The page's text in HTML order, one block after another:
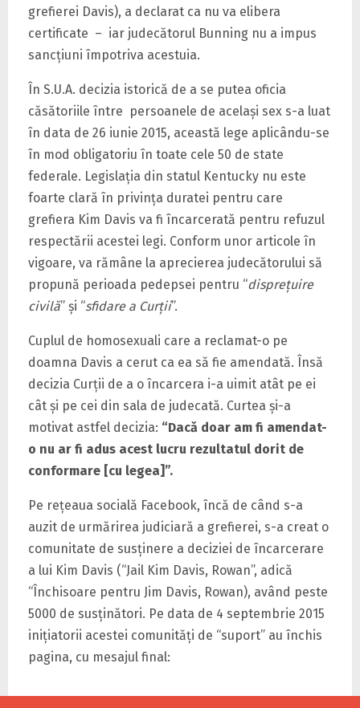
grefierei Davis), a declarat ca nu va elibera
certificate – iar judecătorul Bunning nu a impus
sancţiuni împotriva acestuia.
În S.U.A. decizia istorică de a se putea oficia
căsătoriile între persoanele de acelaşi sex s-a luat
în data de 26 iunie 2015, această lege aplicându-se
în mod obligatoriu în toate cele 50 de state
federale. Legislaţia din statul Kentucky nu este
foarte clară în privinţa duratei pentru care
grefiera Kim Davis va fi încarcerată pentru refuzul
respectării acestei legi. Conform unor articole în
vigoare, va rămâne la aprecierea judecătorului să
propună perioada pedepsei pentru “dispreţuire
civilă” şi “sfidare a Curţii”.
Cuplul de homosexuali care a reclamat-o pe
doamna Davis a cerut ca ea să fie amendată. Însă
decizia Curţii de a o încarcera i-a uimit atât pe ei
cât şi pe cei din sala de judecată. Curtea şi-a
motivat astfel decizia: “Dacă doar am fi amendat-
o nu ar fi adus acest lucru rezultatul dorit de
conformare [cu legea]”.
Pe reţeaua socială Facebook, încă de când s-a
auzit de urmărirea judiciară a grefierei, s-a creat o
comunitate de susţinere a deciziei de încarcerare
a lui Kim Davis (“Jail Kim Davis, Rowan”, adică
“Închisoare pentru Jim Davis, Rowan), având peste
5000 de susţinători. Pe data de 4 septembrie 2015
iniţiatorii acestei comunităţi de “suport” au închis
pagina, cu mesajul final: